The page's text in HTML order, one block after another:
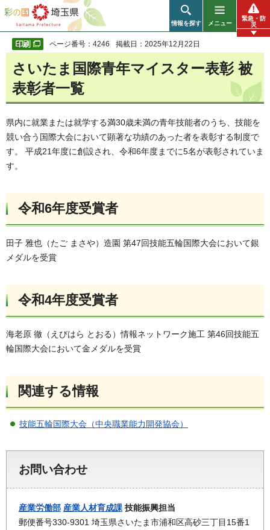
彩の国 埼玉県
情報を探す メニュー
緊急・防
災
ページ番号：4246 掲載日：2025年12月22日
さいたま国際青年マイスター表彰 被
表彰者一覧
県内に就業または就学する満30歳未満の青年技能者のうち、技能を
競い合う国際大会において顕著な功績のあった者を表彰する制度で
す。 平成21年度に創設され、令和6年度までに5名が表彰されていま
す。
令和6年度受賞者
田子 雅也（たご まさや）造園 第47回技能五輪国際大会において銀
メダルを受賞
令和4年度受賞者
海老原 徹（えびはら とおる）情報ネットワーク施工 第46回技能五
輪国際大会において金メダルを受賞
関連する情報
技能五輪国際大会（中央職業能力開発協会）
お問い合わせ
産業労働部 産業人材育成課 技能振興担当
郵便番号330-9301 埼玉県さいたま市浦和区高砂三丁目15番1